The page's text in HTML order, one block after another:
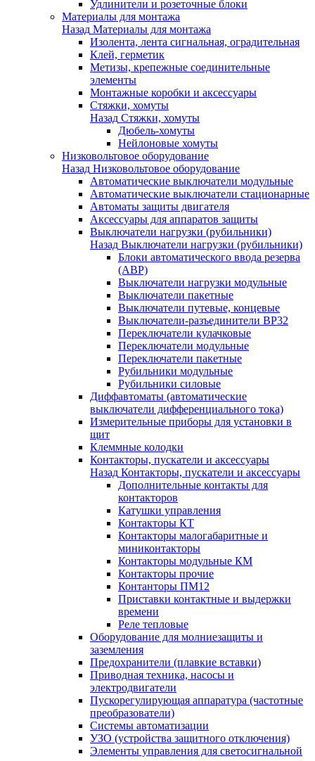
Удлинители и розеточные блоки
Материалы для монтажа
Назад Материалы для монтажа
Изолента, лента сигнальная, оградительная
Клей, герметик
Метизы, крепежные соединительные
элементы
Монтажные коробки и аксессуары
Стяжки, хомуты
Назад Стяжки, хомуты
Дюбель-хомуты
Нейлоновые хомуты
Низковольтовое оборудование
Назад Низковольтовое оборудование
Автоматические выключатели модульные
Автоматические выключатели стационарные
Автоматы защиты двигателя
Аксессуары для аппаратов защиты
Выключатели нагрузки (рубильники)
Назад Выключатели нагрузки (рубильники)
Блоки автоматического ввода резерва
(АВР)
Выключатели нагрузки модульные
Выключатели пакетные
Выключатели путевые, концевые
Выключатели-разъединители ВР32
Переключатели кулачковые
Переключатели модульные
Переключатели пакетные
Рубильники модульные
Рубильники силовые
Диффавтоматы (автоматические
выключатели дифференциального тока)
Измерительные приборы для установки в
щит
Клеммные колодки
Контакторы, пускатели и аксессуары
Назад Контакторы, пускатели и аксессуары
Дополнительные контакты для
контакторов
Катушки управления
Контакторы КТ
Контакторы малогабаритные и
миниконтакторы
Контакторы модульные КМ
Контакторы прочие
Контанторы ПМ12
Приставки контактные и выдержки
времени
Реле тепловые
Оборудование для молниезащиты и
заземления
Предохранители (плавкие вставки)
Приводная техника, насосы и
электродвигатели
Пускорегулирующая аппаратура (частотные
преобразователи)
Системы автоматизации
УЗО (устройства защитного отключения)
Элементы управления для светосигнальной